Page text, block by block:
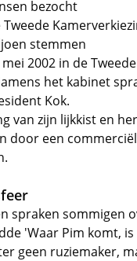
bezocht
Tweede
stemmen
2002 in de
het kabinet
Kok.
van zijn lijkkist en
door een
spraken sommigen
'Waar Pim komt,
geen ruziemaker,